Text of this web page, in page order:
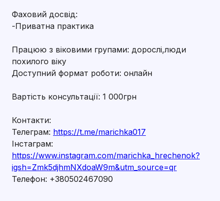
Фаховий досвід:
-Приватна практика
Працюю з віковими групами: дорослі,люди
похилого віку
Доступний формат роботи: онлайн
Вартість консультації: 1 000грн
Контакти:
Телеграм: https://t.me/marichka017
Інстаграм:
https://www.instagram.com/marichka_hrechenok?
igsh=Zmk5djhmNXdoaW9m&utm_source=qr
Телефон: +380502467090